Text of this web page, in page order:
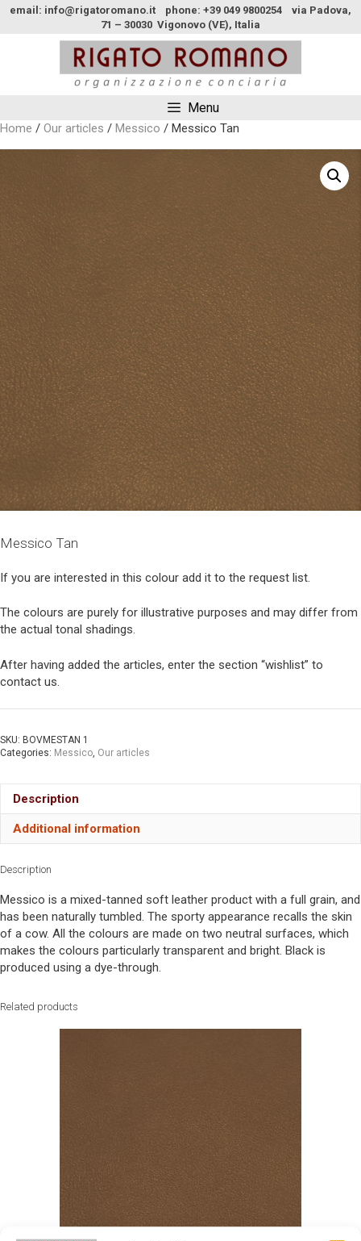
email: info@rigatoromano.it phone: +39 049 9800254 via Padova,
71 – 30030 Vigonovo (VE), Italia
Menu
Home / Our articles / Messico / Messico Tan
Messico Tan
If you are interested in this colour add it to the request list.
The colours are purely for illustrative purposes and may differ from
the actual tonal shadings.
After having added the articles, enter the section “wishlist” to
contact us.
SKU: BOVMESTAN 1
Categories: Messico, Our articles
Description
Additional information
Description
Messico is a mixed-tanned soft leather product with a full grain, and
has been naturally tumbled. The sporty appearance recalls the skin
of a cow. All the colours are made on two neutral surfaces, which
makes the colours particularly transparent and bright. Black is
produced using a dye-through.
Related products